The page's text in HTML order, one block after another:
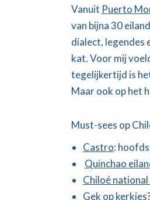
Vanuit Puerto
van bijna 30
dialect, legendes
kat. Voor mij
tegelijkertijd is
Maar ook op het
Must-sees op
Castro:
Quinchao
Chiloé
Gek op